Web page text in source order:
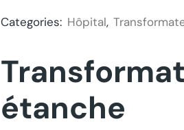
Categories: Hôpital,
étanche